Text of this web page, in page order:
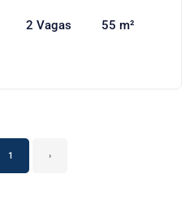
2 Vagas 55 m²
1 ›